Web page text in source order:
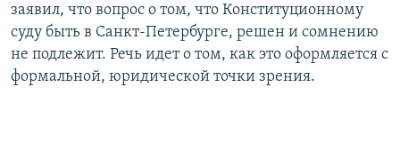
заявил, что вопрос о том, что Конституционному
суду быть в Санкт-Петербурге, решен и сомнению
не подлежит. Речь идет о том, как это оформляется с
формальной, юридической точки зрения.